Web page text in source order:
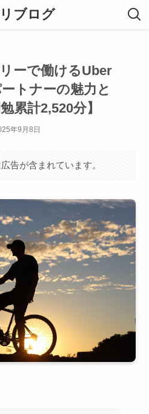
ブログ
ーで働けるUber
トナーの魅力と
累計2,520分】
年9月8日
告が含まれています。